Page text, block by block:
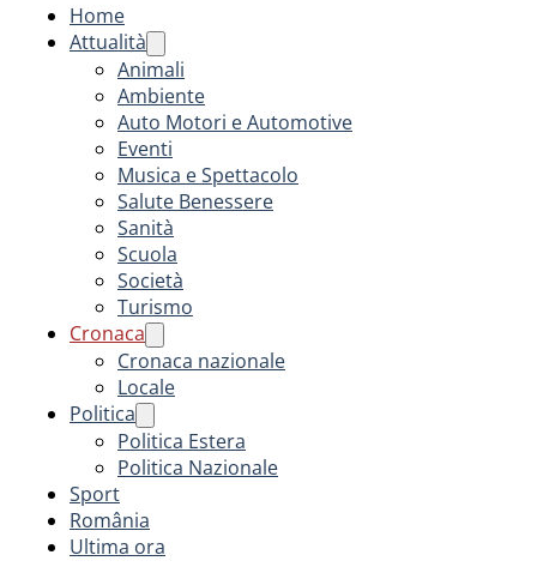
Home
Attualità
Animali
Ambiente
Auto Motori e Automotive
Eventi
Musica e Spettacolo
Salute Benessere
Sanità
Scuola
Società
Turismo
Cronaca
Cronaca nazionale
Locale
Politica
Politica Estera
Politica Nazionale
Sport
România
Ultima ora